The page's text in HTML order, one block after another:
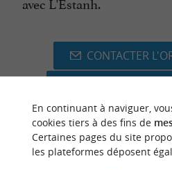
CONTACTER
dernière mise à
En continuant à naviguer,
cookies tiers à des fins de
Certaines pages du site
les plateformes déposent